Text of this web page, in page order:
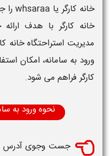
خانه کارگر یا whsaraa را
خانه کارگر با هدف
مدیریت استراحتگاهخانه
ورود به سامانه، امکان
کارگر فراهم می شود.
نحوه ورود به
جست وجوی آدرس